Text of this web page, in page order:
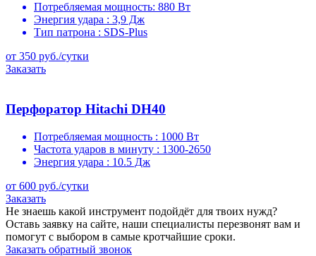
Потребляемая мощность: 880 Вт
Энергия удара : 3,9 Дж
Тип патрона : SDS-Plus
от 350 руб./сутки
Заказать
Перфоратор Hitachi DH40
Потребляемая мощность : 1000 Вт
Частота ударов в минуту : 1300-2650
Энергия удара : 10.5 Дж
от 600 руб./сутки
Заказать
Не знаешь какой инструмент подойдёт для твоих нужд?
Оставь заявку на сайте, наши специалисты перезвонят вам и
помогут с выбором в самые кротчайшие сроки.
Заказать обратный звонок